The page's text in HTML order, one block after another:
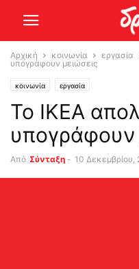
Αρχική κοινωνία εργασία
υπογράφουν μειώσεις
κοινωνία εργασία
Το ΙΚΕΑ
υπογράφουν
Από Σύνταξη - 10 Δεκεμβρίου,